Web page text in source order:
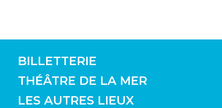
BILLETTERIE
THÉÂTRE DE LA MER
LES AUTRES LIEUX